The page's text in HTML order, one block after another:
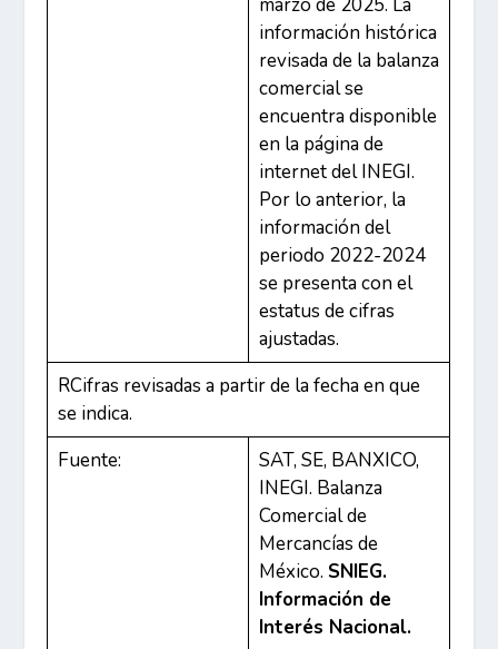
marzo de 2025. La
información histórica
revisada de la balanza
comercial se
encuentra disponible
en la página de
internet del INEGI.
Por lo anterior, la
información del
periodo 2022-2024
se presenta con el
estatus de cifras
ajustadas.
RCifras revisadas a partir de la fecha en que
se indica.
Fuente:
SAT, SE, BANXICO,
INEGI. Balanza
Comercial de
Mercancías de
México. SNIEG.
Información de
Interés Nacional.